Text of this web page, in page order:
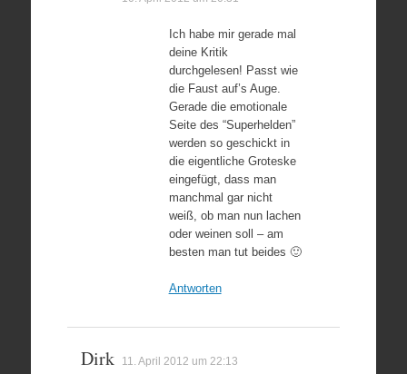
Ich habe mir gerade mal
deine Kritik
durchgelesen! Passt wie
die Faust auf’s Auge.
Gerade die emotionale
Seite des “Superhelden”
werden so geschickt in
die eigentliche Groteske
eingefügt, dass man
manchmal gar nicht
weiß, ob man nun lachen
oder weinen soll – am
besten man tut beides 🙂
Antworten
Dirk 11. April 2012 um 22:13